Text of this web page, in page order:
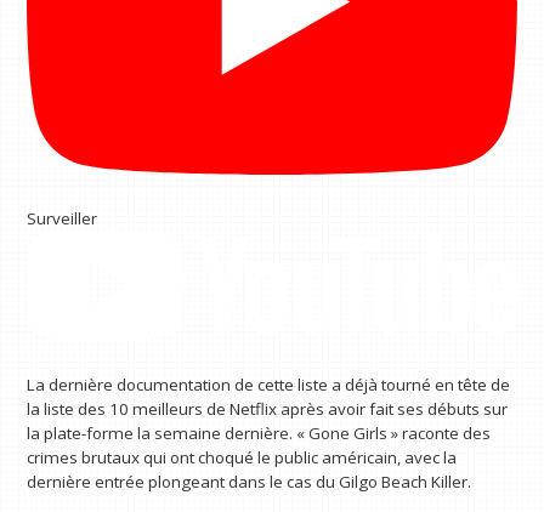
Surveiller
La dernière documentation de cette liste a déjà tourné en tête de
la liste des 10 meilleurs de Netflix après avoir fait ses débuts sur
la plate-forme la semaine dernière. « Gone Girls » raconte des
crimes brutaux qui ont choqué le public américain, avec la
dernière entrée plongeant dans le cas du Gilgo Beach Killer.